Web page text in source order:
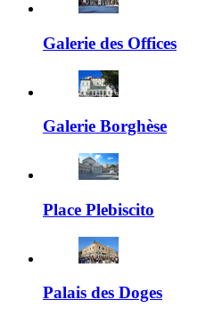
Galerie des Offices
Galerie Borghèse
Place Plebiscito
Palais des Doges